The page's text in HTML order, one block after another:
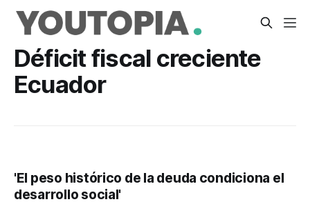
Déficit fiscal creciente
Ecuador
'El peso histórico de la deuda condiciona el
desarrollo social'